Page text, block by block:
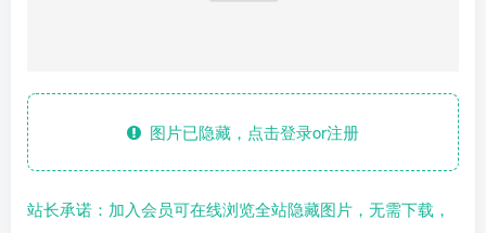
图片已隐藏，点击登录or注册
站长承诺：加入会员可在线浏览全站隐藏图片，无需下载，